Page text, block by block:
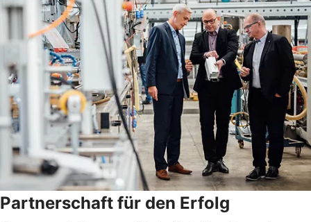
Partnerschaft für den Erfolg